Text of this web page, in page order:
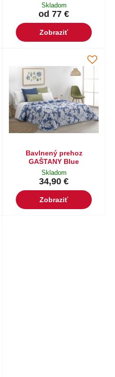
Skladom
od 77 €
Zobraziť
Bavlnený prehoz
GAŠTANY Blue
Skladom
34,90 €
Zobraziť